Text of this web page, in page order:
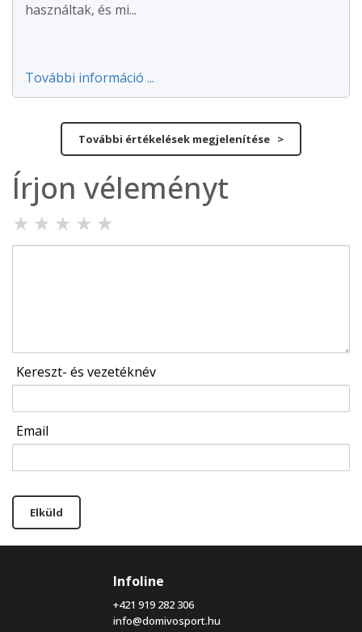
használtak, és mi...
További információ ...
További értékelések megjelenítése >
Írjon véleményt
★ ★ ★ ★ ★
Kereszt- és vezetéknév
Email
Elküld
Infoline
+421 919 282 306
info@domivosport.hu